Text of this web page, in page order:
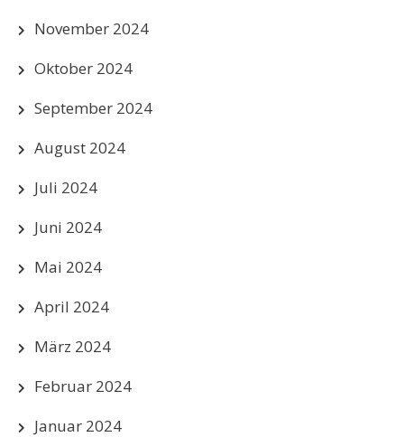
November 2024
Oktober 2024
September 2024
August 2024
Juli 2024
Juni 2024
Mai 2024
April 2024
März 2024
Februar 2024
Januar 2024